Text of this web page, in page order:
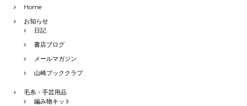
Home
お知らせ
日記
書店ブログ
メールマガジン
山崎ブッククラブ
毛糸・手芸用品
編み物キット